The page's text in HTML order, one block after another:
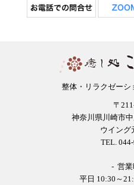
整体・リラクゼーシ
〒
神奈川県川崎市
ウイング
TEL.
- 営
平日 10:30～